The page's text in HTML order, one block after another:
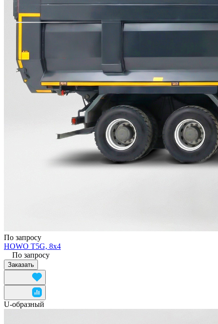
По запросу
HOWO T5G, 8x4
По запросу
Заказать
U-образный